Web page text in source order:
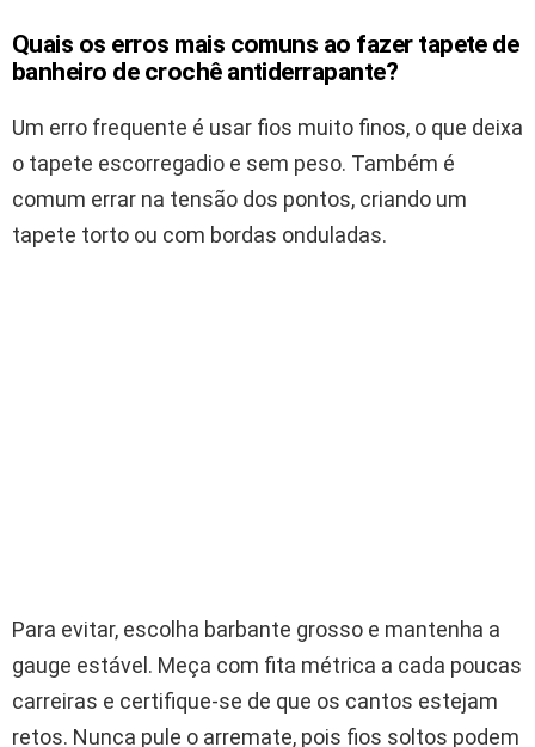
Quais os erros mais comuns ao fazer tapete de
banheiro de crochê antiderrapante?
Um erro frequente é usar fios muito finos, o que deixa
o tapete escorregadio e sem peso. Também é
comum errar na tensão dos pontos, criando um
tapete torto ou com bordas onduladas.
Para evitar, escolha barbante grosso e mantenha a
gauge estável. Meça com fita métrica a cada poucas
carreiras e certifique-se de que os cantos estejam
retos. Nunca pule o arremate, pois fios soltos podem